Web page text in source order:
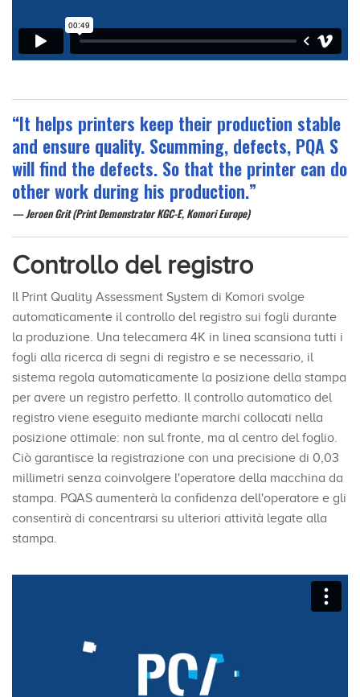
“It helps printers keep their production stable
and ensure quality. Scumming, defects, PQA S
will find the defects. So that the printer can do
other work during his production.”
Jeroen Grit (Print Demonstrator KGC-E, Komori Europe)
Controllo del registro
Il Print Quality Assessment System di Komori svolge
automaticamente il controllo del registro sui fogli durante
la produzione. Una telecamera 4K in linea scansiona tutti i
fogli alla ricerca di segni di registro e se necessario, il
sistema regola automaticamente la posizione della stampa
per avere un registro perfetto. Il controllo automatico del
registro viene eseguito mediante marchi collocati nella
posizione ottimale: non sul fronte, ma al centro del foglio.
Ciò garantisce la registrazione con una precisione di 0,03
millimetri senza coinvolgere l'operatore della macchina da
stampa. PQAS aumenterà la confidenza dell'operatore e gli
consentirà di concentrarsi su ulteriori attività legate alla
stampa.